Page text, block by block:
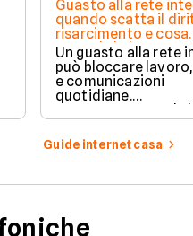
Guasto alla rete
quando scatta il
risarcimento e cosa
prevede la legge
Un guasto alla rete
può bloccare
e comunicazioni
quotidiane.
Fortunatamente, la
prevede strumenti
per ottenere un
risarcimento in
Guide internet casa